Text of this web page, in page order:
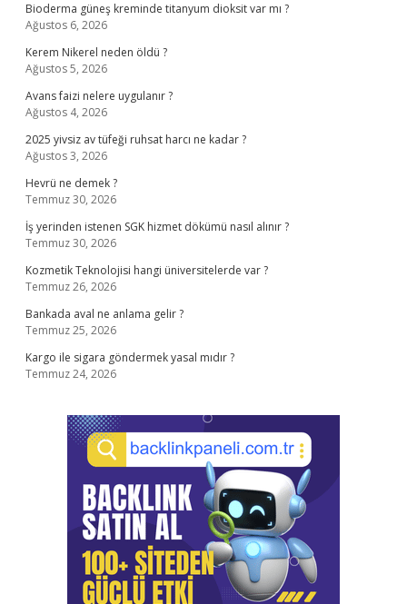
Bioderma güneş kreminde titanyum dioksit var mı ?
Ağustos 6, 2026
Kerem Nikerel neden öldü ?
Ağustos 5, 2026
Avans faizi nelere uygulanır ?
Ağustos 4, 2026
2025 yivsiz av tüfeği ruhsat harcı ne kadar ?
Ağustos 3, 2026
Hevrü ne demek ?
Temmuz 30, 2026
İş yerinden istenen SGK hizmet dökümü nasıl alınır ?
Temmuz 30, 2026
Kozmetik Teknolojisi hangi üniversitelerde var ?
Temmuz 26, 2026
Bankada aval ne anlama gelir ?
Temmuz 25, 2026
Kargo ile sigara göndermek yasal mıdır ?
Temmuz 24, 2026